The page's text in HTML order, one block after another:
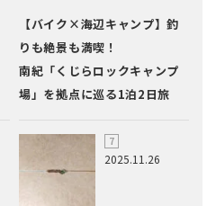
【バイク×海辺キャンプ】釣
りも絶景も満喫！
南紀「くじらロックキャンプ
場」を拠点に巡る1泊2日旅
2025.11.26